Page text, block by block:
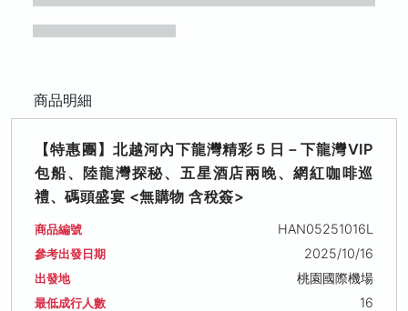
商品明細
【特惠團】北越河內下龍灣精彩５日－下龍灣VIP
包船、陸龍灣探秘、五星酒店兩晚、網紅咖啡巡
禮、碼頭盛宴 <無購物 含稅簽>
商品編號 HAN05251016L
參考出發日期 2025/10/16
出發地 桃園國際機場
最低成行人數 16